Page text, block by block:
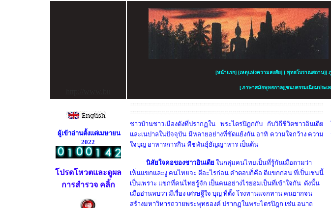
[หน้าแรก] [เหตุแห่งความสงสัย] [ พุทธโบราณสถาน][
[ภาษาสมัยพุทธกาล][ขนบธรรมเนียมประเ
ผู้เข้าอ่านตั้งแต่เมษายน
2022
โปรดโหวตและดูผล
การสำรวจ คลิ้ก
ชาวบ้านชาวเมืองดังที่ปรากฏใน พระไตรปิฎกกับ กับวิถีชีวิตชาวอินเดีย
และเนปาลในปัจจุบัน มีหลายอย่างที่ขัดแย้งกัน อาทิ ความใจกว้าง ความ
ใจบุญ อาหารการกิน พืชพันธุ์ธัญญาหาร เป็นต้น
นิสัยใจคอของชาวอินเดีย ในกลุ่มคนไทยเป็นที่รู้กันเมื่อถามว่า
เห็นแขกและงู คนไทยจะ ตีอะไรก่อน คำตอบก็คือ ตีแขกก่อน ที่เป็นเช่นนี้
เป็นเพราะ แขกที่คนไทยรู้จัก เป็นคนอย่างไรย่อมเป็นที่เข้าใจกัน ดังนั้น
เมื่ออ่านพบว่า มีเรื่อง เศรษฐีใจ บุญ ที่ตั้ง โรงทานแจกทาน คนยากจน
สร้างมหาวิหารถวายพระพุทธองค์ ปรากฏในพระไตรปิฎก เช่น อนาถ